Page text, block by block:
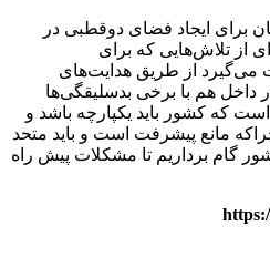
برای ایجاد فضای دوقطبی در
از تلاش‌هایی که برای
از طریق هدایت‌های
داخل هم با برخی بدسلیقگی‌ها
که کشور باید یکپارچه باشد و
مانع پیشرفت است و باید متحد
گام برداریم تا مشکلات پیش راه